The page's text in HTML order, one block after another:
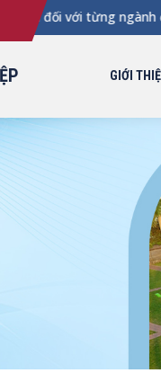
đối với từng ngành
GIỚI